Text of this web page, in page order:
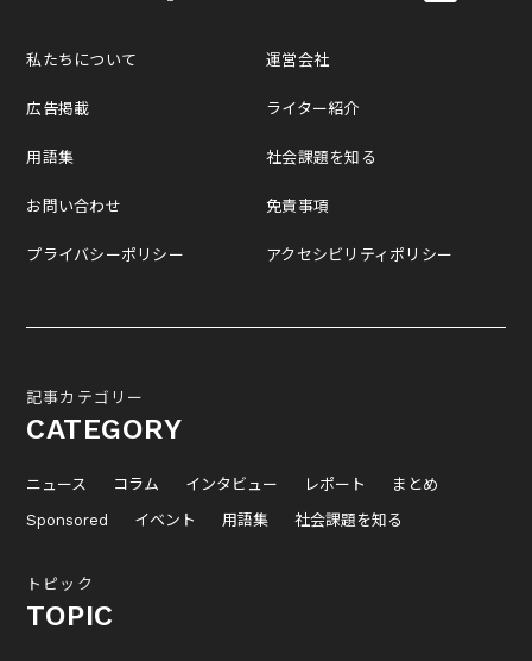
私たちについて
広告掲載
用語集
お問い合わせ
プライバシーポリシー
運営会社
ライター紹介
社会課題を知る
免責事項
アクセシビリティポリシー
記事カテゴリー
CATEGORY
ニュース コラム インタビュー レポート
まとめ
Sponsored
イベント 用語集 社会課題を知る
トピック
TOPIC